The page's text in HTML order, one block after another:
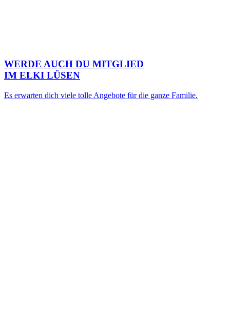
WERDE AUCH DU MITGLIED
IM ELKI LÜSEN
Es erwarten dich viele tolle Angebote für die ganze Familie.